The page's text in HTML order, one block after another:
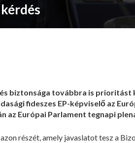
biztonsága továbbra is prioritást
fideszes EP-képviselő az
az Európai Parlament tegnapi
részét, amely javaslatot tesz a